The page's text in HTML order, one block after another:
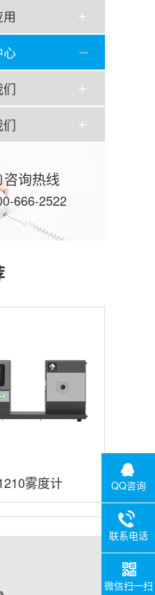
心
咨询热线
666-2522
雾度计 QQ咨询
联系电话
微信扫一扫